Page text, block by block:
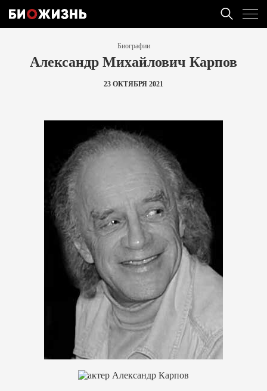
Биографии
Александр Михайлович Карпов
23 ОКТЯБРЯ 2021